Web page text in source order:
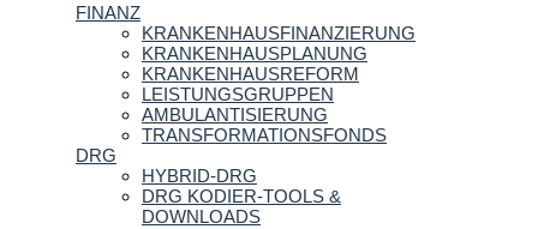
FINANZ
KRANKENHAUSFINANZIERUNG
KRANKENHAUSPLANUNG
KRANKENHAUSREFORM
LEISTUNGSGRUPPEN
AMBULANTISIERUNG
TRANSFORMATIONSFONDS
DRG
HYBRID-DRG
DRG KODIER-TOOLS &
DOWNLOADS